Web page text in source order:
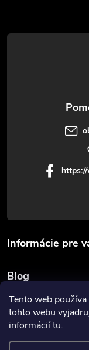
Tento web
tohto webu
informáciítu.
t
Informácie pre
Blog
Prijímame